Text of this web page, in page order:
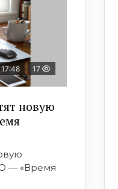
17
новую
— «Время